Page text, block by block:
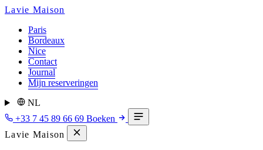
Lavie Maison
Paris
Bordeaux
Nice
Contact
Journal
Mijn reserveringen
NL
+33 7 45 89 66 69 Boeken
Lavie Maison